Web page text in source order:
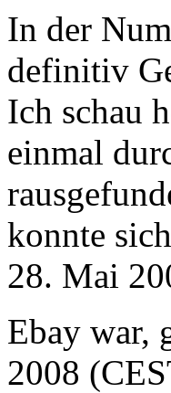
In der
definitiv
Ich schau
einmal
konnte
28. Mai
Ebay war,
2008